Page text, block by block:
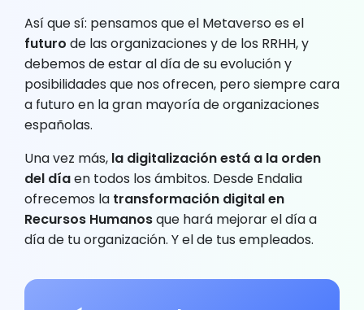
Así que sí: pensamos que el Metaverso es el
futuro de las organizaciones y de los RRHH, y
debemos de estar al día de su evolución y
posibilidades que nos ofrecen, pero siempre cara
a futuro en la gran mayoría de organizaciones
españolas.
Una vez más, la digitalización está a la orden
del díaen todos los ámbitos. Desde Endalia
ofrecemos la transformación digital en
Recursos Humanosque hará mejorar el día a
día de tu organización. Y el de tus empleados.